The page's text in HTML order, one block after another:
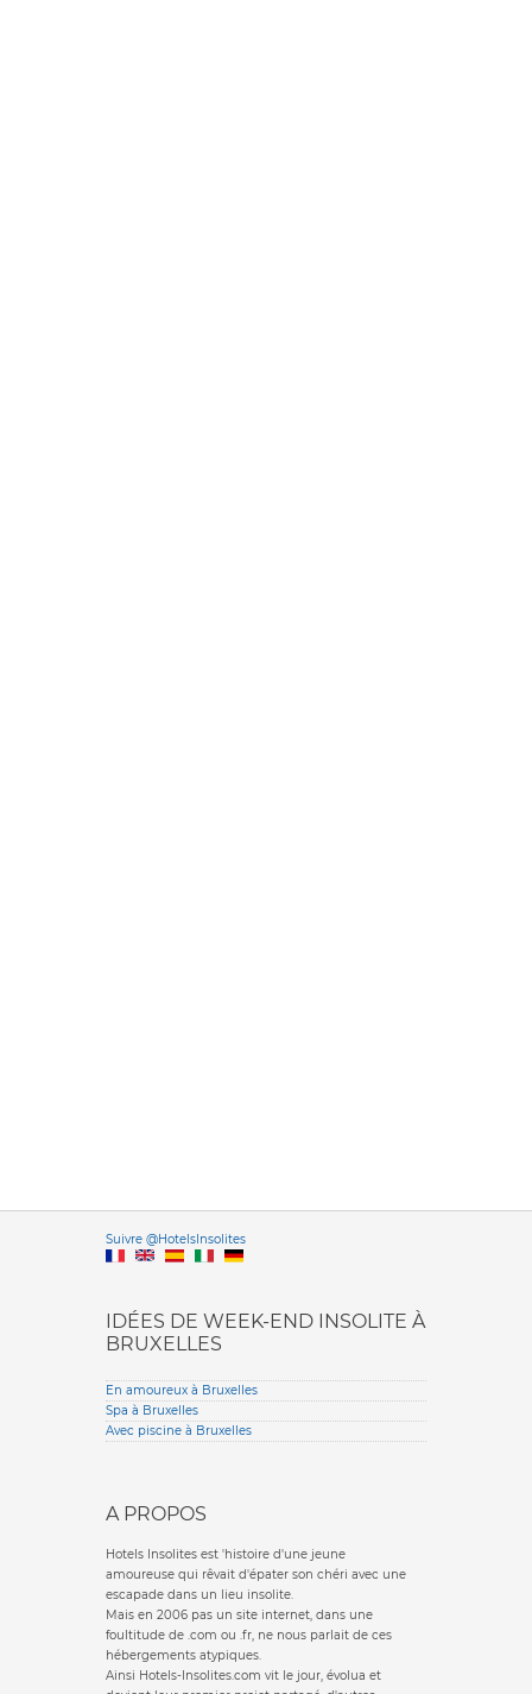
Suivre @HotelsInsolitesVersione
IDÉES DE WEEK-END INSOLITE À
BRUXELLES
En amoureux à Bruxelles
Spa à Bruxelles
Avec piscine à Bruxelles
A PROPOS
Hotels Insolites est 'histoire d'une jeune
amoureuse qui rêvait d'épater son chéri avec une
escapade dans un lieu insolite.
Mais en 2006 pas un site internet, dans une
foultitude de .com ou .fr, ne nous parlait de ces
hébergements atypiques.
Ainsi Hotels-Insolites.com vit le jour, évolua et